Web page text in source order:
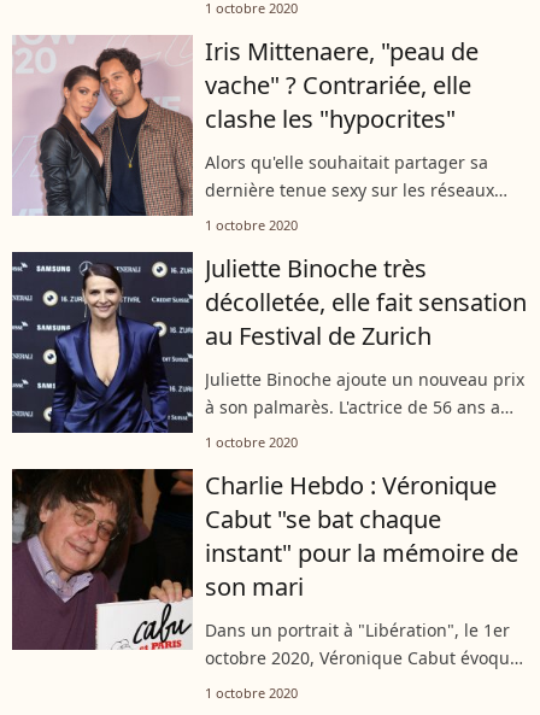
se donner la mort, comme l'ont...
1 octobre 2020
Iris Mittenaere, "peau de
vache" ? Contrariée, elle
clashe les "hypocrites"
Alors qu'elle souhaitait partager sa
dernière tenue sexy sur les réseaux
sociaux, Iris Mittenaere a été accusée
assez être engagée dans la lutte...
1 octobre 2020
Juliette Binoche très
décolletée, elle fait sensation
au Festival de Zurich
Juliette Binoche ajoute un nouveau prix
à son palmarès. L'actrice de 56 ans a
été honorée pour l'ensemble de sa
épaté les photographes grâce...
1 octobre 2020
Charlie Hebdo : Véronique
Cabut "se bat chaque
instant" pour la mémoire de
son mari
Dans un portrait à "Libération", le 1er
octobre 2020, Véronique Cabut évoque
la mémoire de son mari, Cabu. Pour
1 octobre 2020